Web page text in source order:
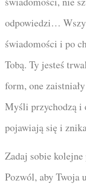
odpowiedzi…
świadomości i po
Tobą. Ty jesteś
form, one
Myśli przychodzą i
pojawiają się i
Zadaj sobie kolejne
Pozwól, aby Twoja